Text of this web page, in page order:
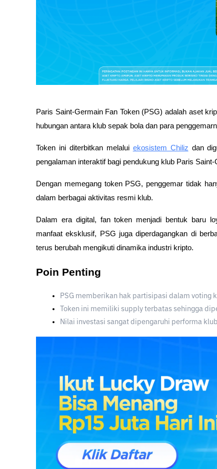
Paris Saint-Germain Fan Token (PSG) adalah aset
hubungan antara klub sepak bola dan para
Token ini diterbitkan melalui ekosistem Chiliz dan
pengalaman interaktif bagi pendukung klub Paris
Dengan memegang token PSG, penggemar tidak
dalam berbagai aktivitas resmi klub.
Dalam era digital, fan token menjadi bentuk baru
manfaat eksklusif, PSG juga diperdagangkan di
terus berubah mengikuti dinamika industri kripto.
Poin Penting
PSG memberikan hak partisipasi dalam voting
Token ini memiliki supply terbatas sehingga
Nilai investasi sangat dipengaruhi performa